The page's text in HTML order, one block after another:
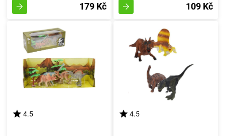
179 Kč 109 Kč
4.5 4.5